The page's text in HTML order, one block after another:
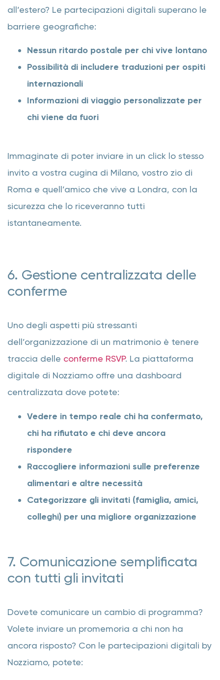
all’estero? Le partecipazioni digitali superano le
barriere geografiche:
Nessun ritardo postale per chi vive lontano
Possibilità di includere traduzioni per ospiti
internazionali
Informazioni di viaggio personalizzate per
chi viene da fuori
Immaginate di poter inviare in un click lo stesso
invito a vostra cugina di Milano, vostro zio di
Roma e quell’amico che vive a Londra, con la
sicurezza che lo riceveranno tutti
istantaneamente.
6. Gestione centralizzata delle
conferme
Uno degli aspetti più stressanti
dell’organizzazione di un matrimonio è tenere
traccia delle conferme RSVP. La piattaforma
digitale di Nozziamo offre una dashboard
centralizzata dove potete:
Vedere in tempo reale chi ha confermato,
chi ha rifiutato e chi deve ancora
rispondere
Raccogliere informazioni sulle preferenze
alimentari e altre necessità
Categorizzare gli invitati (famiglia, amici,
colleghi) per una migliore organizzazione
7. Comunicazione semplificata
con tutti gli invitati
Dovete comunicare un cambio di programma?
Volete inviare un promemoria a chi non ha
ancora risposto? Con le partecipazioni digitali by
Nozziamo, potete: